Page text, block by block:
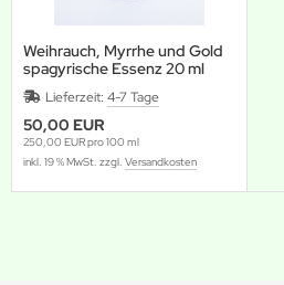
Weihrauch, Myrrhe und Gold
spagyrische Essenz 20 ml
Lieferzeit: 4-7 Tage
50,00 EUR
250,00 EUR pro 100 ml
inkl. 19 % MwSt. zzgl. Versandkosten